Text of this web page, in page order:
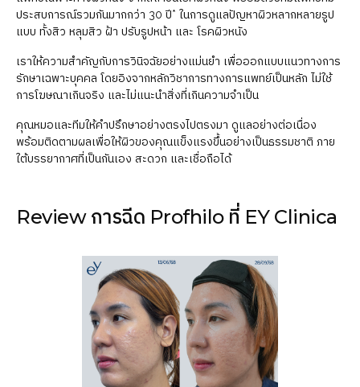
ประสบการณ์รวมกันมากกว่า 30 ปี* ในการดูแลปัญหาผิวหลากหลายรูป
แบบ ทั้งสิว หลุมสิว ฝ้า ปรับรูปหน้า และ โรคผิวหนัง
เราให้ความสำคัญกับการวินิจฉัยอย่างแม่นยำ เพื่อออกแบบแนวทางการ
รักษาเฉพาะบุคคล โดยอิงจากหลักวิชาการทางการแพทย์เป็นหลัก ไม่ใช้
การโฆษณาเกินจริง และไม่แนะนำสิ่งที่เกินความจำเป็น
คุณหมอและทีมให้คำปรึกษาอย่างตรงไปตรงมา ดูแลอย่างต่อเนื่อง
พร้อมติดตามผลเพื่อให้ผิวของคุณแข็งแรงขึ้นอย่างเป็นธรรมชาติ ภาย
ใต้บรรยากาศที่เป็นกันเอง สะดวก และเชื่อถือได้
Review การฉีด Profhilo ที่ EY Clinica